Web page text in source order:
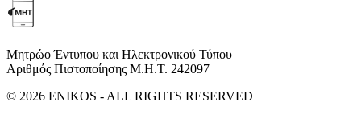
Μητρώο Έντυπου και Ηλεκτρονικού Τύπου
Αριθμός Πιστοποίησης Μ.Η.Τ. 242097
© 2026 ENIKOS - ALL RIGHTS RESERVED